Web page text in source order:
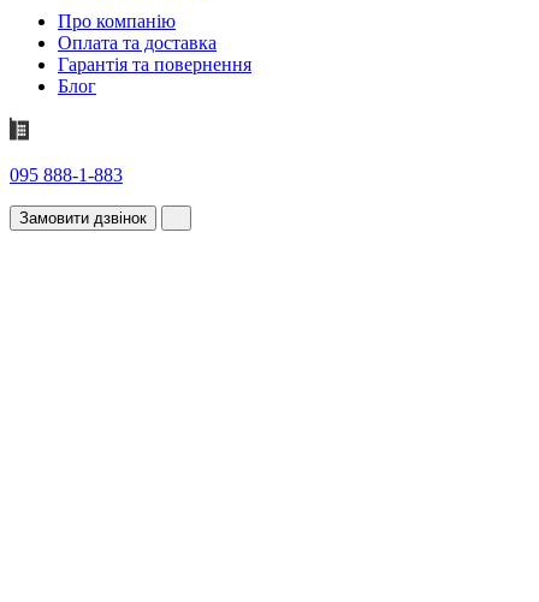
Про компанію
Оплата та доставка
Гарантія та повернення
Блог
095 888-1-883
Замовити дзвінок